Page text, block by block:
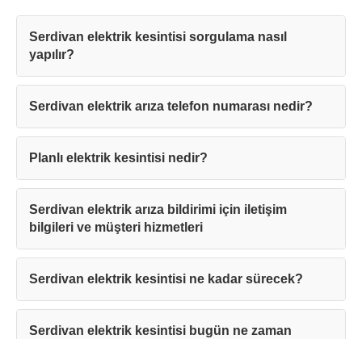
Serdivan elektrik kesintisi sorgulama nasıl
yapılır?
Serdivan elektrik arıza telefon numarası nedir?
Planlı elektrik kesintisi nedir?
Serdivan elektrik arıza bildirimi için iletişim
bilgileri ve müşteri hizmetleri
Serdivan elektrik kesintisi ne kadar sürecek?
Serdivan elektrik kesintisi bugün ne zaman